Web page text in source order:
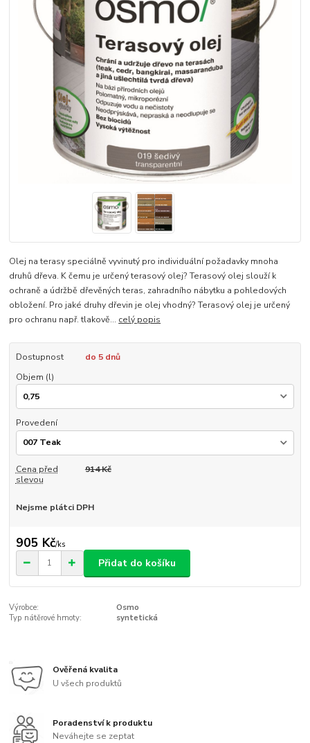
Olej na terasy speciálně vyvinutý pro individuální požadavky mnoha
druhů dřeva. K čemu je určený terasový olej? Terasový olej slouží k
ochraně a údržbě dřevěných teras, zahradního nábytku a pohledových
obložení. Pro jaké druhy dřevin je olej vhodný? Terasový olej je určený
pro ochranu např. tlakově... celý popis
Dostupnost
do 5 dnů
Objem (l)
Provedení
Cena před
slevou
914 Kč
Nejsme plátci DPH
905 Kč/ks
Přidat do košíku
Výrobce:
Osmo
Typ nátěrové hmoty:
syntetická
Ověřená kvalita
U všech produktů
Poradenství k produktu
Neváhejte se zeptat